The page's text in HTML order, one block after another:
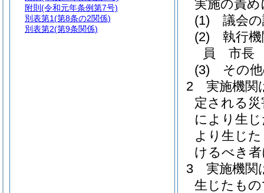
実施の責
(1)
議会
(2)
執行
員 市長
(3)
その
2
実施機関
定される
により生
より生じ
けるべき
3
実施機関
生じたも
附則 (令和元年条例第7号)
別表第1(第8条の2関係)
別表第2(第9条関係)